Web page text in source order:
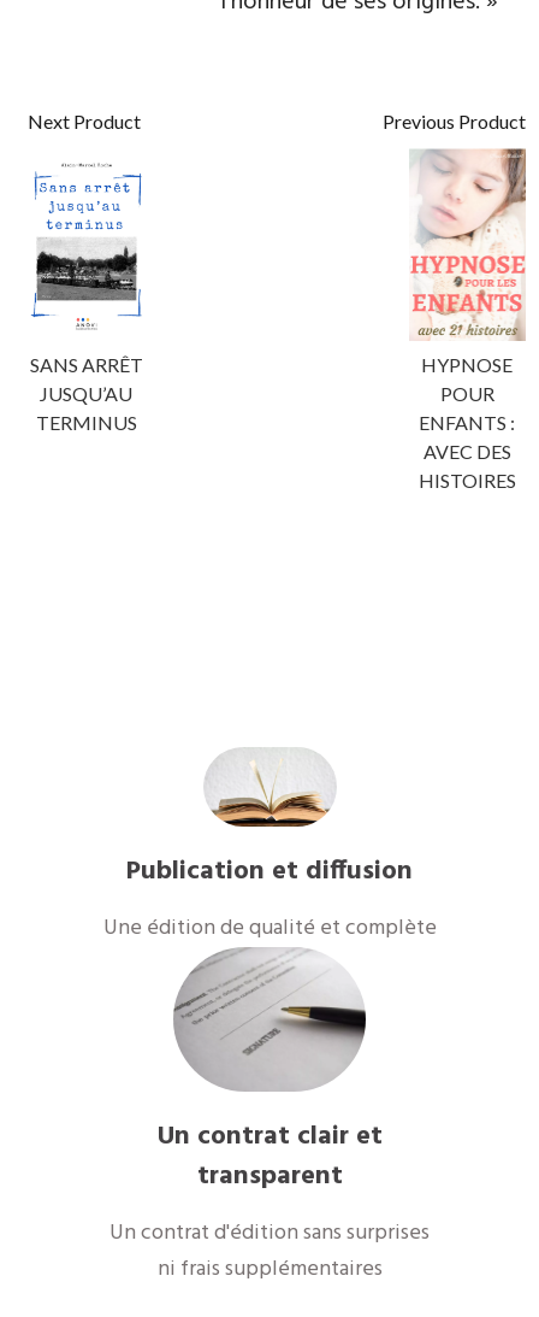
Next Product
SANS ARRÊT
JUSQU’AU
TERMINUS
Previous Product
HYPNOSE
POUR
ENFANTS :
AVEC DES
HISTOIRES
Publication et diffusion
Une édition de qualité et complète
Un contrat clair et
transparent
Un contrat d'édition sans surprises
ni frais supplémentaires